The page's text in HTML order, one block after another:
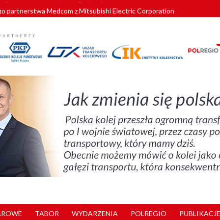
partnerstwa Medcom z Mitsubishi Electric Corporation
znów szuka dostawcy nowych EZT
kolejowych w północnej Wielkopolsce. Łatwiejsze dojazdy do pracy i
nowe standardy kategoryzacji dworców
TABOR WYDARZENIA POLREGIO